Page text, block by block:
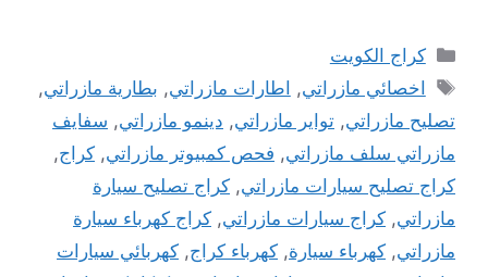
التصنيفات
كراج الكويت
الوسوم
اخصائي مازراتي, اطارات مازراتي, بطارية مازراتي,
تصليح مازراتي, تواير مازراتي, دينمو مازراتي, سفايف
مازراتي سلف مازراتي, فحص كمبيوتر مازراتي, كراج,
كراج تصليح سيارات مازراتي, كراج تصليح سيارة
مازراتي, كراج سيارات مازراتي, كراج كهرباء سيارة
مازراتي, كهرباء سيارة, كهرباء كراج, كهربائي سيارات